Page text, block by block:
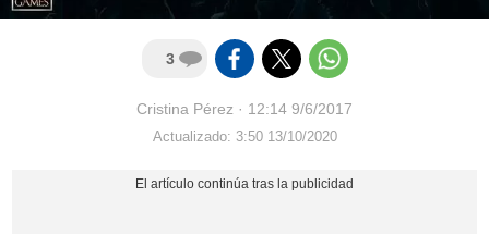
3
Cristina Pérez · 12:14 9/6/2017
Actualizado: 3:50 13/10/2020